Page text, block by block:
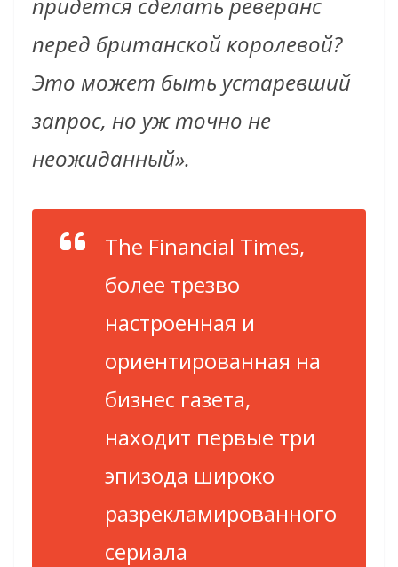
перед британской королевой?
Это может быть устаревший
запрос, но уж точно не
неожиданный».
The Financial Times,
более трезво
настроенная и
ориентированная на
бизнес газета,
находит первые три
эпизода широко
разрекламированного
сериала